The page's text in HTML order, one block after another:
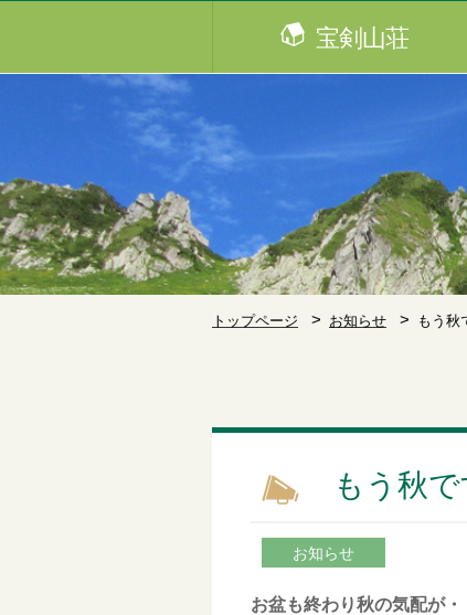
宝剣山荘
トップページ お知らせ もう秋
もう秋で
お知らせ
お盆も終わり秋の気配が